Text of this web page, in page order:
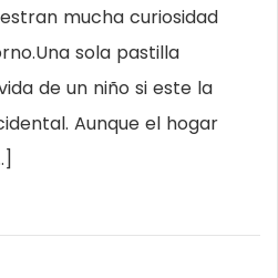
mucha curiosidad
sola pastilla
de un niño si este la
Aunque el hogar